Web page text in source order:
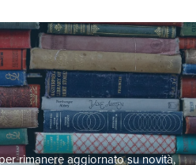
rimanere aggiornato su novità,